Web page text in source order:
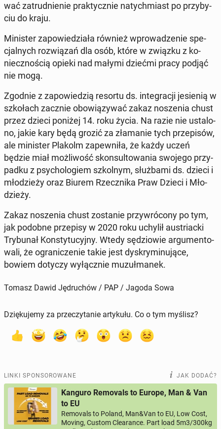
wać za­trud­nie­nie prak­tycz­nie na­tych­miast po przy­by­
ciu do kraju.
Mi­ni­ster za­po­wie­dzia­ła również wpro­wa­dze­nie spe­
cjal­nych roz­wią­zań dla osób, które w związku z ko­
niecz­no­ścią opieki nad małymi dziećmi pracy podjąć
nie mogą.
Zgodnie z za­po­wie­dzią resortu ds. in­te­gra­cji je­sie­nią w
szko­łach zacznie obo­wią­zy­wać zakaz no­sze­nia chust
przez dzieci poniżej 14. roku życia. Na razie nie usta­lo­
no, jakie kary będą grozić za zła­ma­nie tych prze­pi­sów,
ale mi­ni­ster Plakolm za­pew­ni­ła, że każdy uczeń
będzie miał moż­li­wość skon­sul­to­wa­nia swojego przy­
pad­ku z psy­cho­lo­giem szkol­nym, służ­ba­mi ds. dzieci i
mło­dzie­ży oraz Biurem Rzecz­ni­ka Praw Dzieci i Mło­
dzie­ży.
Zakaz no­sze­nia chust zo­sta­nie przy­wró­co­ny po tym,
jak podobne prze­pi­sy w 2020 roku uchylił au­striac­ki
Try­bu­nał Kon­sty­tu­cyj­ny. Wtedy sę­dzio­wie ar­gu­men­to­
wa­li, że ogra­ni­cze­nie takie jest dys­kry­mi­nu­ją­ce,
bowiem dotyczy wy­łącz­nie mu­zuł­ma­nek.
Tomasz Dawid Jędruchów / PAP / Jagoda Sowa
Dziękujemy za przeczytanie artykułu. Co o tym myślisz?
LINKI SPONSOROWANE JAK DODAĆ?
Kanguro Removals to Europe, Man & Van
to EU
Removals to Poland, Man&Van to EU, Low Cost,
Moving, Custom Clearance. Part load 5m3/300kg